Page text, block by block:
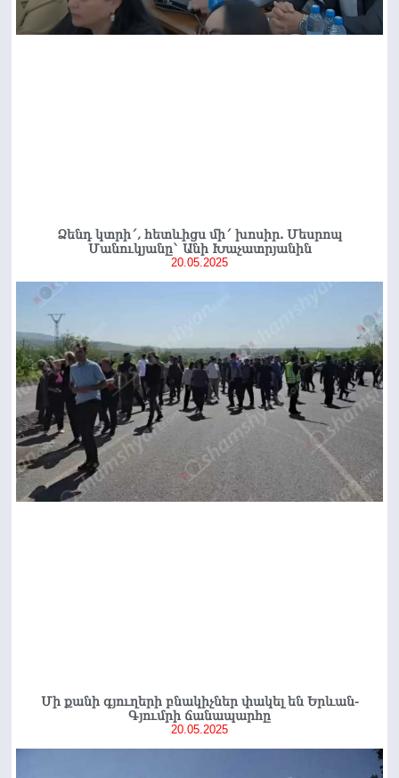
Ձենդ կտրի´, հետևիցս մի´ խոսիր. Մեսրոպ
Մանուկյանը` Անի Խաչատրյանին
20.05.2025
Մի քանի գյուղերի բնակիչներ փակել են Երևան-
Գյումրի ճանապարհը
20.05.2025